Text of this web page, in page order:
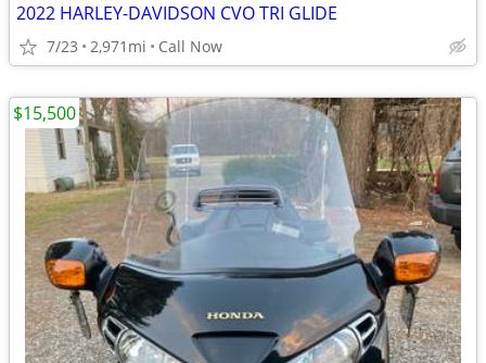
2022 HARLEY-DAVIDSON CVO TRI GLIDE
7/23 2,971mi Call Now
$15,500